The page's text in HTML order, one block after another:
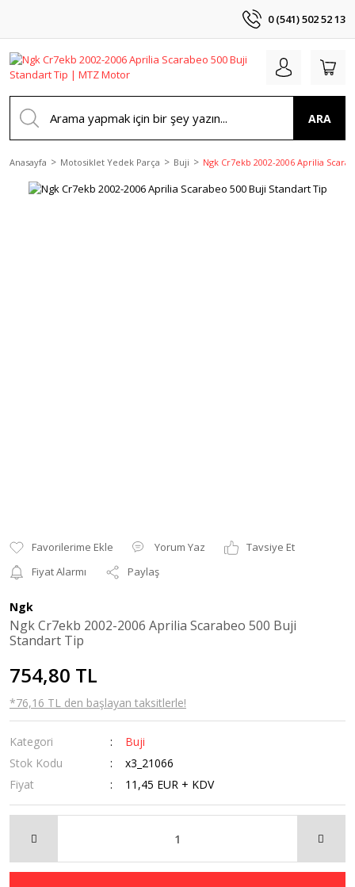
0 (541) 502 52 13
ARA
Anasayfa Motosiklet Yedek Parça Buji Ngk Cr7ekb 2002-2006 Aprilia
Yorum Yaz
Tavsiye Et
Fiyat Alarmı
Paylaş
Ngk
Ngk Cr7ekb 2002-2006 Aprilia Scarabeo 500 Buji
Standart Tip
754,80 TL
*76,16 TL den başlayan taksitlerle!
Kategori
Buji
Stok Kodu
x3_21066
Fiyat
11,45 EUR + KDV